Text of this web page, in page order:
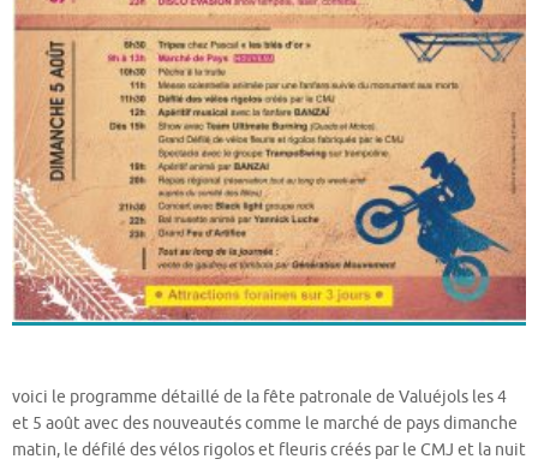
voici le programme détaillé de la fête patronale de Valuéjols les 4
et 5 août avec des nouveautés comme le marché de pays dimanche
matin, le défilé des vélos rigolos et fleuris créés par le CMJ et la nuit